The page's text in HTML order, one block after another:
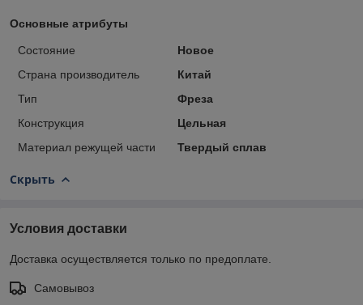
Основные атрибуты
Состояние
Новое
Страна производитель
Китай
Тип
Фреза
Конструкция
Цельная
Материал режущей части
Твердый сплав
Скрыть
Условия доставки
Доставка осуществляется только по предоплате.
Самовывоз